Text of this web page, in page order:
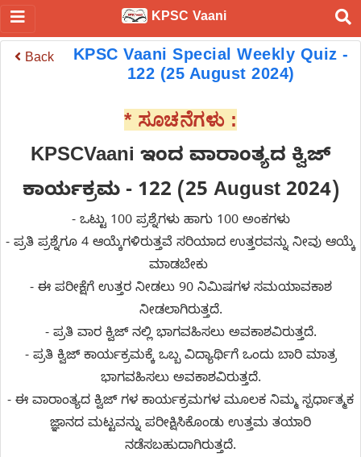
KPSC Vaani
Back
KPSC Vaani Special Weekly Quiz -
122 (25 August 2024)
* ಸೂಚನೆಗಳು :
KPSCVaani ಇಂದ ವಾರಾಂತ್ಯದ ಕ್ವಿಜ್
ಕಾರ್ಯಕ್ರಮ - 122 (25 August 2024)
- ಒಟ್ಟು 100 ಪ್ರಶ್ನೆಗಳು ಹಾಗು 100 ಅಂಕಗಳು
- ಪ್ರತಿ ಪ್ರಶ್ನೆಗೂ 4 ಆಯ್ಕೆಗಳಿರುತ್ತವೆ ಸರಿಯಾದ ಉತ್ತರವನ್ನು ನೀವು ಆಯ್ಕೆ
ಮಾಡಬೇಕು
- ಈ ಪರೀಕ್ಷೆಗೆ ಉತ್ತರ ನೀಡಲು 90 ನಿಮಿಷಗಳ ಸಮಯಾವಕಾಶ
ನೀಡಲಾಗಿರುತ್ತದೆ.
- ಪ್ರತಿ ವಾರ ಕ್ವಿಜ್ ನಲ್ಲಿ ಭಾಗವಹಿಸಲು ಅವಕಾಶವಿರುತ್ತದೆ.
- ಪ್ರತಿ ಕ್ವಿಜ್ ಕಾರ್ಯಕ್ರಮಕ್ಕೆ ಒಬ್ಬ ವಿದ್ಯಾರ್ಥಿಗೆ ಒಂದು ಬಾರಿ ಮಾತ್ರ
ಭಾಗವಹಿಸಲು ಅವಕಾಶವಿರುತ್ತದೆ.
- ಈ ವಾರಾಂತ್ಯದ ಕ್ವಿಜ್ ಗಳ ಕಾರ್ಯಕ್ರಮಗಳ ಮೂಲಕ ನಿಮ್ಮ ಸ್ಪರ್ಧಾತ್ಮಕ
ಜ್ಞಾನದ ಮಟ್ಟವನ್ನು ಪರೀಕ್ಷಿಸಿಕೊಂಡು ಉತ್ತಮ ತಯಾರಿ
ನಡೆಸಬಹುದಾಗಿರುತ್ತದೆ.